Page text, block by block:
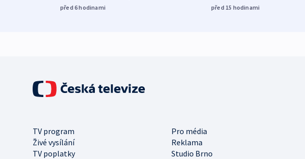
před 6hodinami před 15 hodinami
TV program
Pro média
Živé vysílání
Reklama
TV poplatky
Studio Brno